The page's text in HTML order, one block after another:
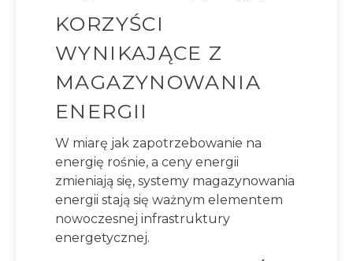
KORZYŚCI
WYNIKAJĄCE Z
MAGAZYNOWANIA
ENERGII
W miarę jak zapotrzebowanie na
energię rośnie, a ceny energii
zmieniają się, systemy magazynowania
energii stają się ważnym elementem
nowoczesnej infrastruktury
energetycznej.